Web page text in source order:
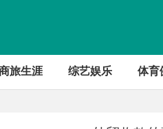
旅生涯 综艺娱乐 体育